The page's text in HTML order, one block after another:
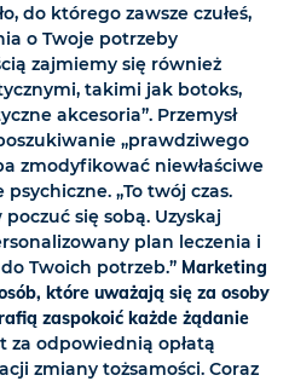
do którego zawsze czułeś,
o Twoje potrzeby
zajmiemy się również
takimi jak botoks,
akcesoria”. Przemysł
„prawdziwego
zmodyfikować niewłaściwe
„To twój czas.
się sobą. Uzyskaj
plan leczenia i
Twoich potrzeb.” Marketing
które uważają się za osoby
zaspokoić każde żądanie
za odpowiednią opłatą
zmiany tożsamości. Coraz